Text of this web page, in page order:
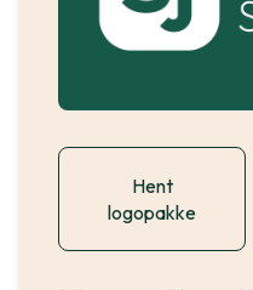
Hent
logopakke